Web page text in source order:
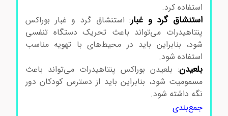
استفاده کرد.
استنشاق گرد و غبار: استنشاق گرد و غبار بوراکس
پنتاهیدرات می‌تواند باعث تحریک دستگاه تنفسی
شود، بنابراین باید در محیط‌های با تهویه مناسب
استفاده شود.
بلعیدن: بلعیدن بوراکس پنتاهیدرات می‌تواند باعث
مسمومیت شود، بنابراین باید از دسترس کودکان دور
نگه داشته شود.
جمع‌بندی